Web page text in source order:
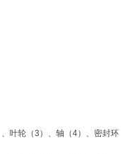
叶轮（3）、轴（4）、密封环